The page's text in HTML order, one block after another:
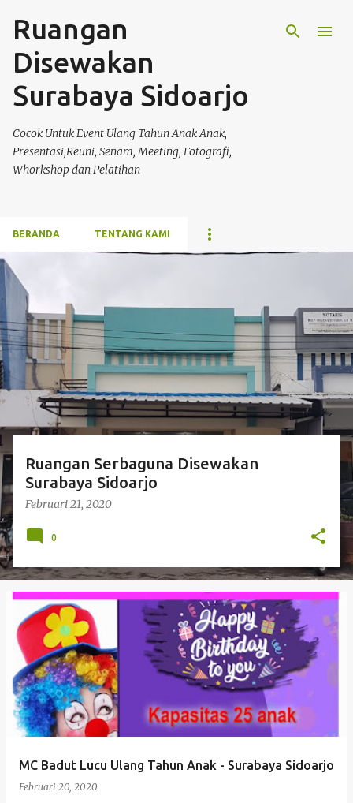
Ruangan
Disewakan
Surabaya Sidoarjo
Cocok Untuk Event Ulang Tahun Anak Anak,
Presentasi,Reuni, Senam, Meeting, Fotografi,
Whorkshop dan Pelatihan
BERANDA TENTANG KAMI
P
o
s
t
i
n
g
a
n
Ruangan Serbaguna Disewakan
Surabaya Sidoarjo
Februari 21, 2020
0
MC Badut Lucu Ulang Tahun Anak - Surabaya Sidoarjo
Februari 20, 2020